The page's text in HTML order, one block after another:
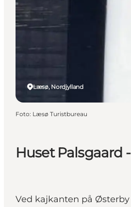
Huset Palsgaard
Ved kajkanten på Østerby
Læsø, Nordjylland
Foto: Læsø Turistbureau